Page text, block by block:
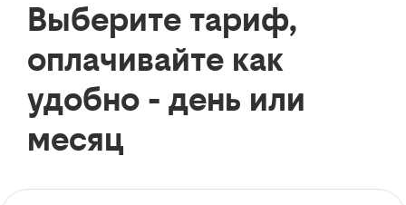
Выберите тариф,
оплачивайте как
удобно - день или
месяц